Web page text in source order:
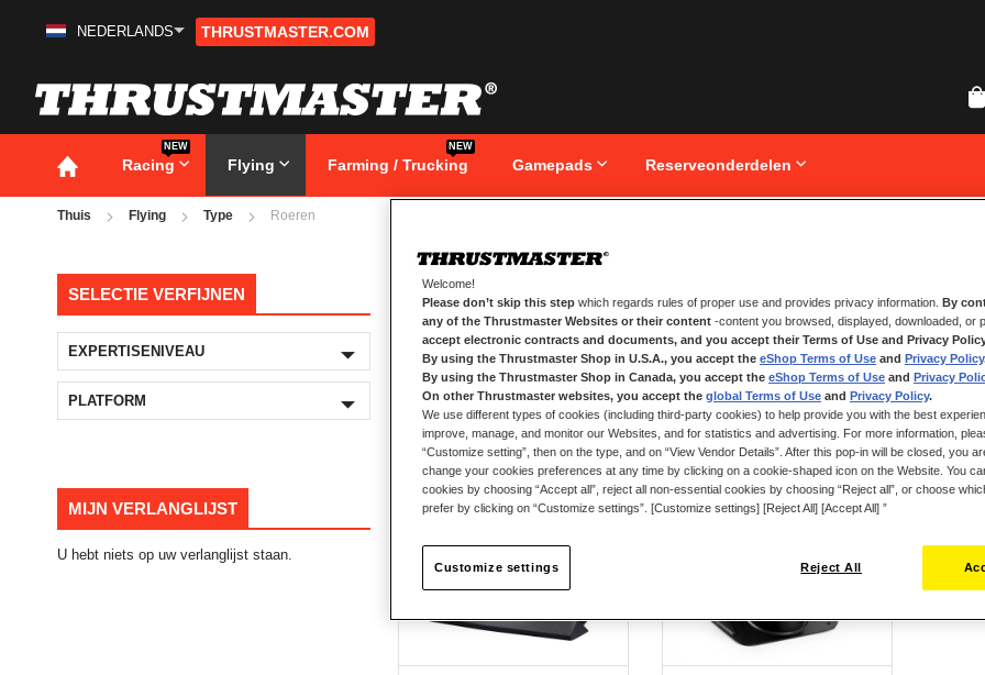
Ga
inhoud
NEDERLANDS THRUSTMASTER.COM
Racing
NEW
Flying Farming / Trucking
NEW
Gamepads Reserveonderdelen
Thuis Flying Type Roeren
Roeren
producten
SELECTIE VERFIJNEN
EXPERTISENIVEAU
PLATFORM
MIJN VERLANGLIJST
U hebt niets op uw verlanglijst staan.
Welcome!
Please don’t skip this step which regards rules of proper use and provides privacy information.
By
any of the Thrustmaster Websites or their content -content you browsed, displayed, downloaded, or
accept electronic contracts and documents, and you accept their Terms of Use and Privacy
By using the Thrustmaster Shop in U.S.A., you accept the eShop Terms of Use and Privacy Policy
By using the Thrustmaster Shop in Canada, you accept the eShop Terms of Use and Privacy
On other Thrustmaster websites, you accept the global Terms of Use and Privacy Policy.
We use different types of cookies (including third-party cookies) to help provide you with the best
improve, manage, and monitor our Websites, and for statistics and advertising. For more information,
“Customize setting”, then on the type, and on “View Vendor Details”. After this pop-in will be closed, you
change your cookies preferences at any time by clicking on a cookie-shaped icon on the Website. You
cookies by choosing “Accept all”, reject all non-essential cookies by choosing “Reject all”, or choose
prefer by clicking on “Customize settings”. [Customize settings] [Reject All] [Accept All] ”
Reject All
Customize settings